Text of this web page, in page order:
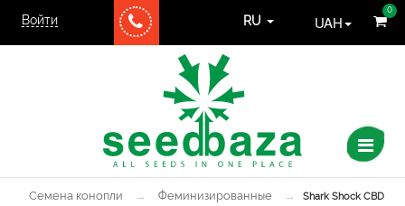
Войти
0
RU UAH
Семена конопли → Феминизированные →
Shark Shock CBD